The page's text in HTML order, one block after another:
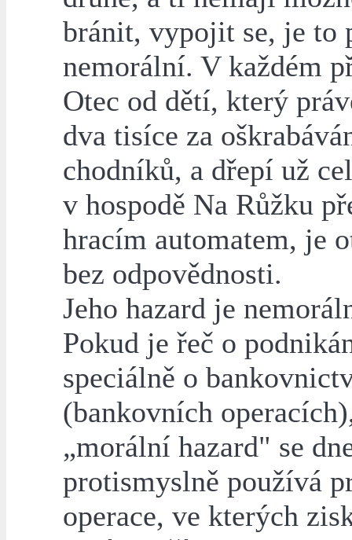
bránit, vypojit se, je to
nemorální. V každém
Otec od dětí, který
dva tisíce za
chodníků, a dřepí už
v hospodě Na Růžku
hracím automatem, je
bez odpovědnosti.
Jeho hazard je
Pokud je řeč o
speciálně o
(bankovních
„morální hazard" se
protismyslně používá
operace, ve kterých